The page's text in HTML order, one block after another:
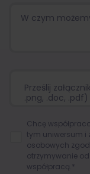
Prześlij
.png, .doc, .pdf)
Chcę
tym uniwersum i
osobowych
otrzymywanie
współpracą.*